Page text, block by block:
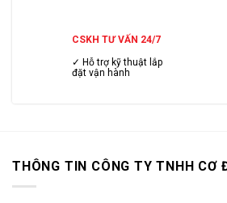
CSKH TƯ VẤN 24/7
✓ Hỗ trợ kỹ thuật lắp
đặt vận hành
THÔNG TIN CÔNG TY TNHH CƠ